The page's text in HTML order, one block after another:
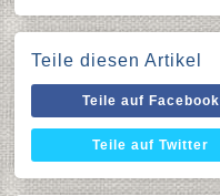
Teile diesen Artikel
Teile auf Facebook
Teile auf Twitter